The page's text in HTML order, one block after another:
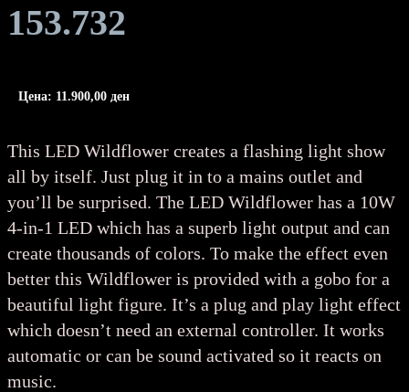
153.732
Цена: 11.900,00 ден
This LED Wildflower creates a flashing light show
all by itself. Just plug it in to a mains outlet and
you’ll be surprised. The LED Wildflower has a 10W
4-in-1 LED which has a superb light output and can
create thousands of colors. To make the effect even
better this Wildflower is provided with a gobo for a
beautiful light figure. It’s a plug and play light effect
which doesn’t need an external controller. It works
automatic or can be sound activated so it reacts on
music.